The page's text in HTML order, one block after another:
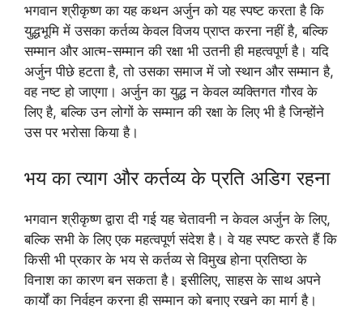
भगवान श्रीकृष्ण का यह कथन अर्जुन को यह स्पष्ट करता है कि
युद्धभूमि में उसका कर्तव्य केवल विजय प्राप्त करना नहीं है, बल्कि
सम्मान और आत्म-सम्मान की रक्षा भी उतनी ही महत्वपूर्ण है। यदि
अर्जुन पीछे हटता है, तो उसका समाज में जो स्थान और सम्मान है,
वह नष्ट हो जाएगा। अर्जुन का युद्ध न केवल व्यक्तिगत गौरव के
लिए है, बल्कि उन लोगों के सम्मान की रक्षा के लिए भी है जिन्होंने
उस पर भरोसा किया है।
भय का त्याग और कर्तव्य के प्रति अडिग रहना
भगवान श्रीकृष्ण द्वारा दी गई यह चेतावनी न केवल अर्जुन के लिए,
बल्कि सभी के लिए एक महत्वपूर्ण संदेश है। वे यह स्पष्ट करते हैं कि
किसी भी प्रकार के भय से कर्तव्य से विमुख होना प्रतिष्ठा के
विनाश का कारण बन सकता है। इसीलिए, साहस के साथ अपने
कार्यों का निर्वहन करना ही सम्मान को बनाए रखने का मार्ग है।